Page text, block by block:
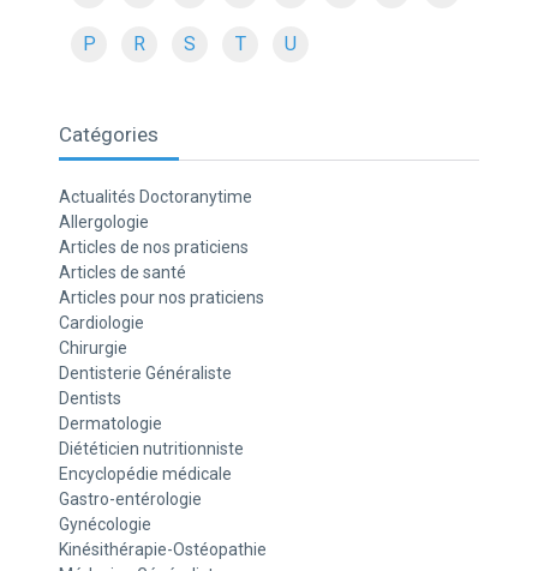
P R S T U
Catégories
Actualités Doctoranytime
Allergologie
Articles de nos praticiens
Articles de santé
Articles pour nos praticiens
Cardiologie
Chirurgie
Dentisterie Généraliste
Dentists
Dermatologie
Diététicien nutritionniste
Encyclopédie médicale
Gastro-entérologie
Gynécologie
Kinésithérapie-Ostéopathie